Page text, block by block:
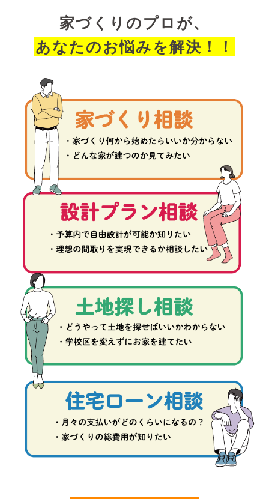
家づくりのプロが、
あなたのお悩みを解決！！